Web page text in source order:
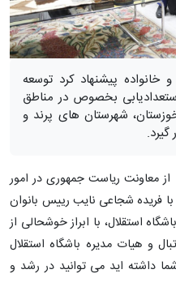
خانواده پیشنهاد کرد توسعه
بخصوص در مناطق
شهرستان های پرند و
گیرد.
از معاونت ریاست جمهوری در امور
با فریده شجاعی نایب رییس بانوان
استقلال، با ابراز خوشحالی از
و هیات مدیره باشگاه استقلال
داشته اید می توانید در رشد و